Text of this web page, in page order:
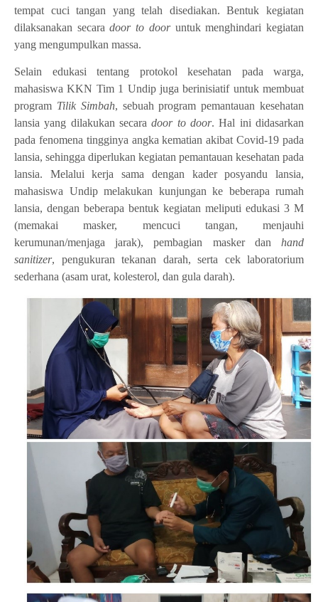
tempat cuci tangan yang telah disediakan. Bentuk kegiatan
dilaksanakan secaradoor to door untuk menghindari kegiatan
yang mengumpulkan massa.
Selain edukasi tentang protokol kesehatan pada warga,
mahasiswa KKN Tim 1 Undip juga berinisiatif untuk membuat
program Tilik Simbah, sebuah program pemantauan kesehatan
lansia yang dilakukan secaradoor to door. Hal ini didasarkan
pada fenomena tingginya angka kematian akibat Covid-19 pada
lansia, sehingga diperlukan kegiatan pemantauan kesehatan pada
lansia. Melalui kerja sama dengan kader posyandu lansia,
mahasiswa Undip melakukan kunjungan ke beberapa rumah
lansia, dengan beberapa bentuk kegiatan meliputi edukasi 3 M
(memakai masker, mencuci tangan, menjauhi
kerumunan/menjaga jarak), pembagian masker dan hand
sanitizer, pengukuran tekanan darah, serta cek laboratorium
sederhana (asam urat, kolesterol, dan gula darah).